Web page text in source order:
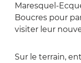
Maresquel-
Boucres pour
visiter leur
Sur le terrain,